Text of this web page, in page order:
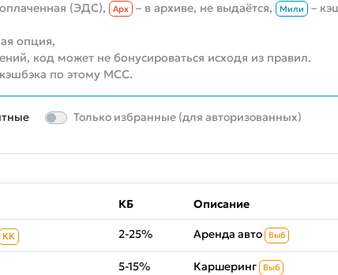
(ЭДС), Aрх – в архиве, не выдаётся, Мили
–
опция,
код может не бонусироваться исходя из правил.
по этому MCC.
Только избранные (для авторизованных)
КБ Описание
КК 2-25% Аренда авто Выб
5-15% Каршеринг Выб